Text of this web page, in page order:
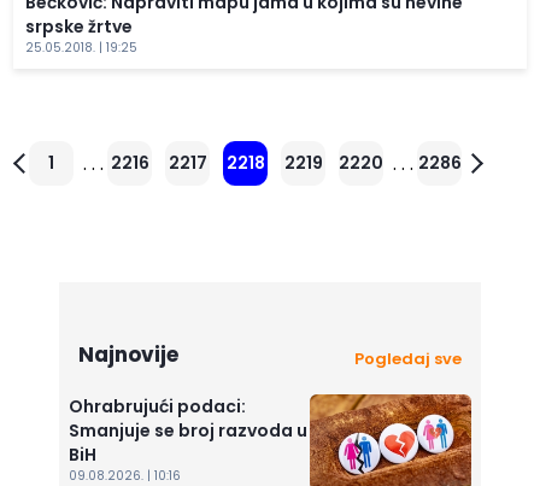
srpske žrtve
25.05.2018. | 19:25
1 . . . 2216 2217 2218 2219 2220 . . . 2286
Najnovije Pogledaj sve
Ohrabrujući podaci:
Smanjuje se broj razvoda u
BiH
09.08.2026. | 10:16